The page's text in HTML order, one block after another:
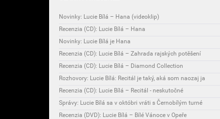
Novinky: Lucie Bílá – Hana (videoklip)
Recenzia (CD): Lucie Bílá – Hana
Novinky: Lucie Bílá je Hana
Recenzia (CD): Lucie Bílá – Zahrada rajských potěšení
Recenzia (CD): Lucie Bílá – Diamond Collection
Rozhovory: Lucie Bílá: Recitál je taký, aká som naozaj ja
Recenzia (CD): Lucie Bílá – Recitál - neskutočné
Správy: Lucie Bílá sa v októbri vráti s Černobílým turné
Recenzia (DVD): Lucie Bílá – Bílé Vánoce v Opeře